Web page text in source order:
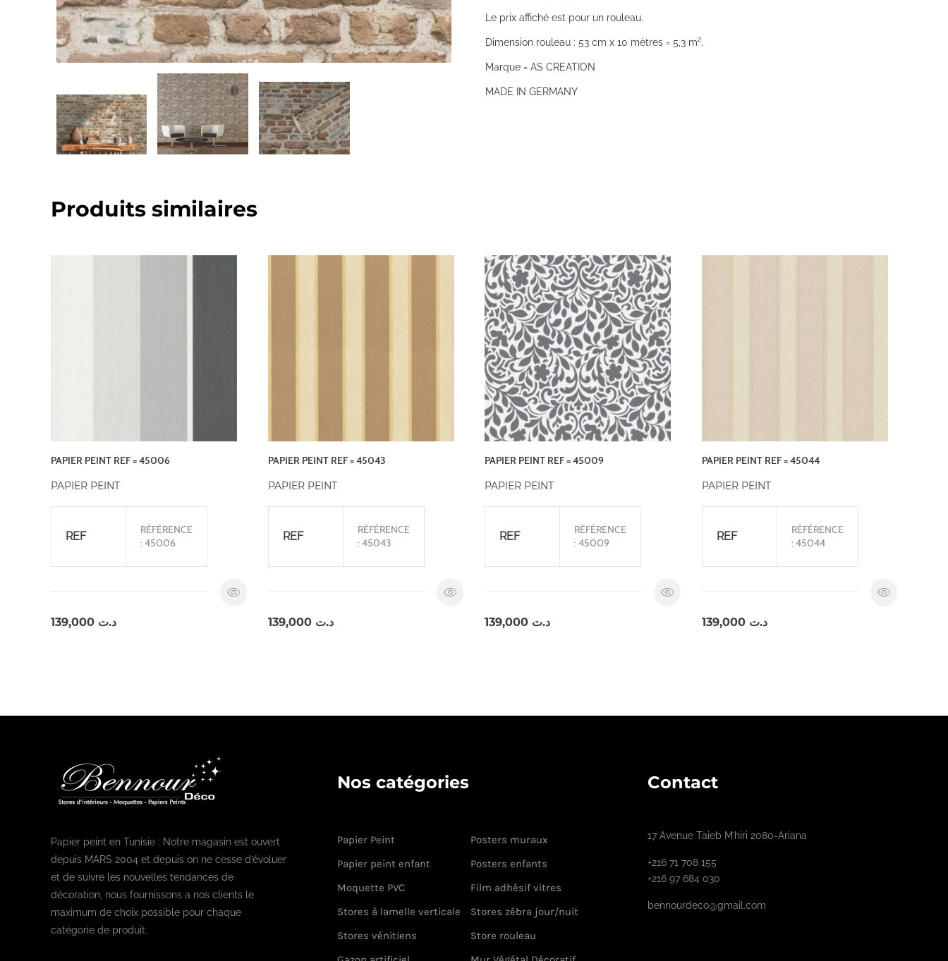
Le prix affiché est pour un rouleau.
Dimension rouleau : 53 cm x 10 mètres = 5,3 m².
Marque = AS CREATION
MADE IN GERMANY
Produits similaires
PAPIER PEINT REF = 45006
PAPIER PEINT
REF
RÉFÉRENCE
: 45006
د.ت
PAPIER PEINT REF = 45043
PAPIER PEINT
REF
RÉFÉRENCE
: 45043
د.ت 139,000
PAPIER PEINT REF = 45009
PAPIER PEINT
REF
RÉFÉRENCE
: 45009
د.ت
PAPIER PEINT REF = 45044
PAPIER PEINT
REF
RÉFÉRENCE
: 45044
د.ت 139,000
Papier peint en Tunisie : Notre magasin est ouvert
depuis MARS 2004 et depuis on ne cesse d’évoluer
et de suivre les nouvelles tendances de
décoration, nous fournissons a nos clients le
maximum de choix possible pour chaque
catégorie de produit.
Nos catégories
Papier Peint
Posters muraux
Papier peint enfant
Posters enfants
Moquette PVC
Film adhésif vitres
Stores à lamelle verticale
Stores zébra jour/nuit
Stores vénitiens
Store rouleau
Contact
17 Avenue Taieb M’hiri 2080-Ariana
+216 71 708 155
+216 97 684 030
bennourdeco@gmail.com